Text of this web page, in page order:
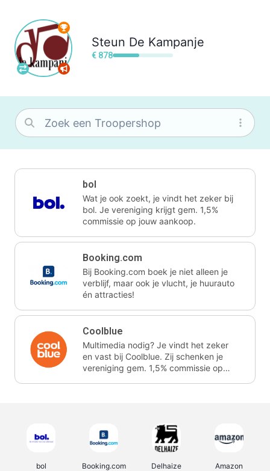
Steun De Kampanje
€ 878
bol
Wat je ook zoekt, je vindt het zeker bij
bol. Je vereniging krijgt gem. 1,5%
commissie op jouw aankoop.
Booking.com
Bij Booking.com boek je niet alleen je
verblijf, maar ook je vlucht, je huurauto
én attracties!
Coolblue
Multimedia nodig? Je vindt het zeker
en vast bij Coolblue. Zij schenken je
vereniging gem. 1,5% commissie op
bol Booking.com Delhaize Amazon